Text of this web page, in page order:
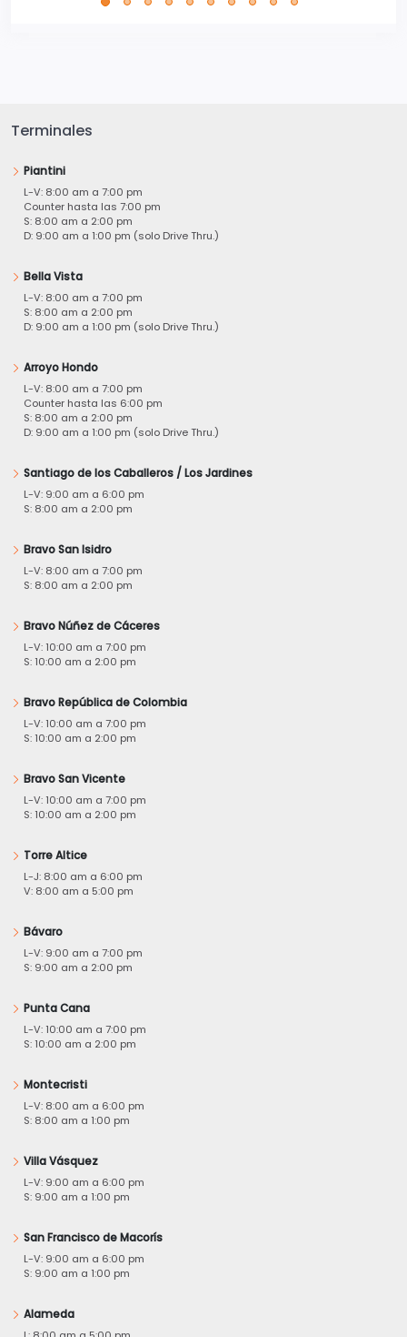
Terminales
Piantini
L-V: 8:00 am a 7:00 pm
Counter hasta las 7:00 pm
S: 8:00 am a 2:00 pm
D: 9:00 am a 1:00 pm (solo Drive Thru.)
Bella Vista
L-V: 8:00 am a 7:00 pm
S: 8:00 am a 2:00 pm
D: 9:00 am a 1:00 pm (solo Drive Thru.)
Arroyo Hondo
L-V: 8:00 am a 7:00 pm
Counter hasta las 6:00 pm
S: 8:00 am a 2:00 pm
D: 9:00 am a 1:00 pm (solo Drive Thru.)
Santiago de los Caballeros / Los Jardines
L-V: 9:00 am a 6:00 pm
S: 8:00 am a 2:00 pm
Bravo San Isidro
L-V: 8:00 am a 7:00 pm
S: 8:00 am a 2:00 pm
Bravo Núñez de Cáceres
L-V: 10:00 am a 7:00 pm
S: 10:00 am a 2:00 pm
Bravo República de Colombia
L-V: 10:00 am a 7:00 pm
S: 10:00 am a 2:00 pm
Bravo San Vicente
L-V: 10:00 am a 7:00 pm
S: 10:00 am a 2:00 pm
Torre Altice
L-J: 8:00 am a 6:00 pm
V: 8:00 am a 5:00 pm
Bávaro
L-V: 9:00 am a 7:00 pm
S: 9:00 am a 2:00 pm
Punta Cana
L-V: 10:00 am a 7:00 pm
S: 10:00 am a 2:00 pm
Montecristi
L-V: 8:00 am a 6:00 pm
S: 8:00 am a 1:00 pm
Villa Vásquez
L-V: 9:00 am a 6:00 pm
S: 9:00 am a 1:00 pm
San Francisco de Macorís
L-V: 9:00 am a 6:00 pm
S: 9:00 am a 1:00 pm
Alameda